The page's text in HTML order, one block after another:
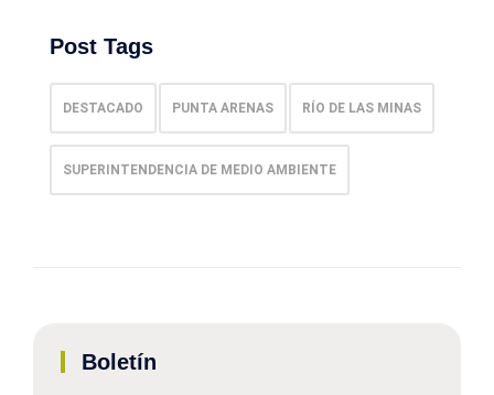
Post Tags
DESTACADO PUNTA ARENAS RÍO DE LAS MINAS
SUPERINTENDENCIA DE MEDIO AMBIENTE
Boletín